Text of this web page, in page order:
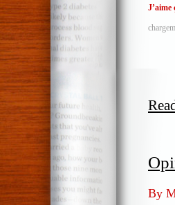
J’aime
By